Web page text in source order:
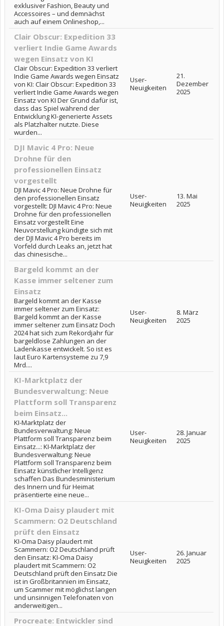
exklusiver Fashion, Beauty und
Accessoires – und demnächst
auch auf einem Onlineshop,...
Clair Obscur: Expedition 33
verliert Indie Game Awards
wegen Einsatz von KI
Clair Obscur: Expedition 33 verliert
Indie Game Awards wegen Einsatz
von KI: Clair Obscur: Expedition 33
verliert Indie Game Awards wegen
Einsatz von KI Der Grund dafür ist,
dass das Spiel während der
Entwicklung KI-generierte Assets
als Platzhalter nutzte. Diese
wurden...
User-
Neuigkeiten
21.
Dezember
2025
DJI Mavic 4 Pro: Neue
Drohne für den
professionellen Einsatz
vorgestellt
DJI Mavic 4 Pro: Neue Drohne für
den professionellen Einsatz
vorgestellt: DJI Mavic 4 Pro: Neue
Drohne für den professionellen
Einsatz vorgestellt Eine
Neuvorstellung kündigte sich mit
der DJI Mavic 4 Pro bereits im
Vorfeld durch Leaks an, jetzt hat
das chinesische...
User-
Neuigkeiten
13. Mai
2025
Bargeld kommt an der
Kasse immer seltener zum
Einsatz
Bargeld kommt an der Kasse
immer seltener zum Einsatz:
Bargeld kommt an der Kasse
immer seltener zum Einsatz Doch
2024 hat sich zum Rekordjahr für
bargeldlose Zahlungen an der
Ladenkasse entwickelt. So ist es
laut Euro Kartensysteme zu 7,9
Mrd....
User-
Neuigkeiten
8. März
2025
KI-Marktplatz der
Bundesverwaltung: Neue
Plattform soll Transparenz
beim Einsatz...
KI-Marktplatz der
Bundesverwaltung: Neue
Plattform soll Transparenz beim
Einsatz...: KI-Marktplatz der
Bundesverwaltung: Neue
Plattform soll Transparenz beim
Einsatz künstlicher Intelligenz
schaffen Das Bundesministerium
des Innern und für Heimat
präsentierte eine neue...
User-
Neuigkeiten
28. Januar
2025
KI-Oma Daisy plaudert mit
Scammern: O2 Deutschland
prüft den Einsatz
KI-Oma Daisy plaudert mit
Scammern: O2 Deutschland prüft
den Einsatz: KI-Oma Daisy
plaudert mit Scammern: O2
Deutschland prüft den Einsatz Die
ist in Großbritannien im Einsatz,
um Scammer mit möglichst langen
und unsinnigen Telefonaten von
anderweitigen...
User-
Neuigkeiten
26. Januar
2025
Procreate: Entwickler sind